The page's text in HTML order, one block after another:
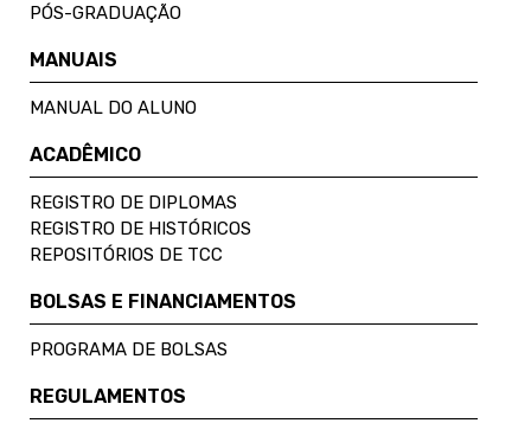
PÓS-GRADUAÇÃO
MANUAIS
MANUAL DO ALUNO
ACADÊMICO
REGISTRO DE DIPLOMAS
REGISTRO DE HISTÓRICOS
REPOSITÓRIOS DE TCC
BOLSAS E FINANCIAMENTOS
PROGRAMA DE BOLSAS
REGULAMENTOS